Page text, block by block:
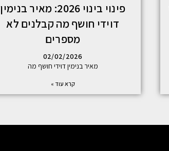
פינוי בינוי 2026: מאיר בנימין
דוידי חושף מה קבלנים לא
מספרים
02/02/2026
מאיר בנימין דוידי חושף מה
קרא עוד »